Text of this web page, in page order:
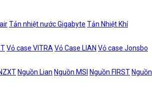
Tản nhiệt nước Gigabyte Tản Nhiệt Khí
Vỏ case VITRA Vỏ Case LIAN Vỏ case Jonsbo
Nguồn Lian Nguồn MSI Nguồn FIRST Nguồn